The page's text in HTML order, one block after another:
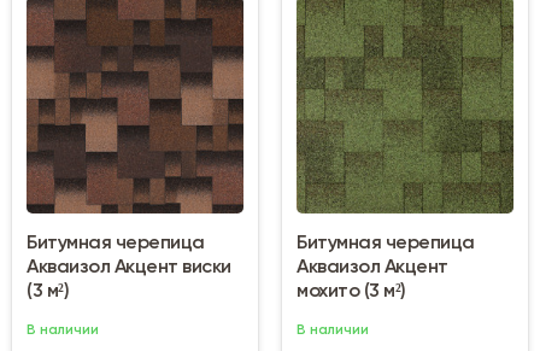
Битумная черепица
Акваизол Акцент виски
(3 м²)
В наличии
Битумная черепица
Акваизол Акцент
мохито (3 м²)
В наличии